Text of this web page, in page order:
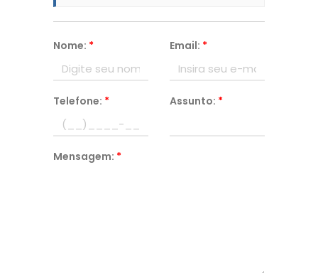
Nome: * Email: *
Telefone: * Assunto: *
Mensagem: *